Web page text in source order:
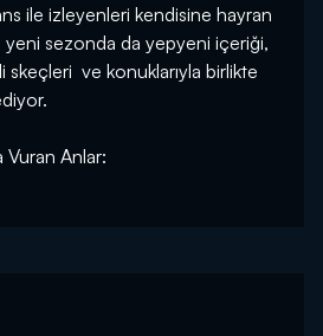
ile izleyenleri kendisine hayran
yeni sezonda da yepyeni içeriği,
ve konuklarıyla birlikte
Anlar: